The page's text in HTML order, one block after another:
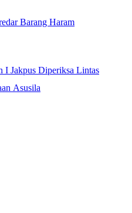
Barang Haram
Jakpus Diperiksa Lintas
Asusila